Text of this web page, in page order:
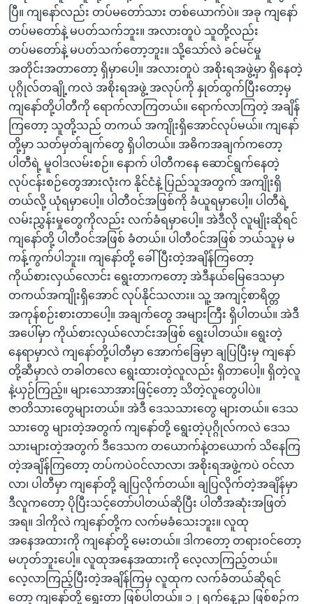
ပြီ။ ကျနော်လည်း တပ်မတော်သား တစ်ယောက်ပဲ။ အခု ကျနော်
တပ်မတော်နဲ့ မပတ်သက်ဘူး။ အလားတူပဲ သူတို့လည်း
တပ်မတော်နဲ့ မပတ်သက်တော့ဘူး။ သို့သော်လဲ ခင်မင်မှု
အတိုင်းအတာတော့ ရှိမှာပေါ့။ အလားတူပဲ အစိုးရအဖွဲ့မှာ ရှိနေတဲ့
ပုဂ္ဂိုလ်တချို့ကလဲ အစိုးရအဖွဲ့ အလုပ်ကို နှုတ်ထွက်ပြီးတော့မှ
ကျနော်တို့ပါတီကို ရောက်လာကြတယ်။ ရောက်လာကြတဲ့ အချိန်
ကြတော့ သူတို့သည် တကယ် အကျိုးရှိအောင်လုပ်မယ်။ ကျနော်
တို့မှာ သတ်မှတ်ချက်တွေ ရှိပါတယ်။ အဓိကအချက်ကတော့
ပါတီရဲ့ မူဝါဒလမ်းစဉ်။ နောက် ပါတီကနေ ဆောင်ရွက်နေတဲ့
လုပ်ငန်းစဉ်တွေအားလုံးက နိုင်ငံနဲ့ ပြည်သူအတွက် အကျိုးရှိ
တယ်လို့ ယုံရမှာပေါ့။ ပါတီဝင်အဖြစ်ကို ခံယူရမှာပေါ့။ ပါတီရဲ့
လမ်းညွှန်းမှုတွေကိုလည်း လက်ခံရမှာပေါ့။ အဲဒီလို လူမျိုးဆိုရင်
ကျနော်တို့ ပါတီဝင်အဖြစ် ခံတယ်။ ပါတီဝင်အဖြစ် ဘယ်သူမှ မ
ကန့်ကွက်ပါဘူး။ ကျနော်တို့ ခေါ်ပြီးတဲ့အချိန်ကြတော့
ကိုယ်စားလှယ်လောင်း ရွေးတာကတော့ အဲဒီနယ်မြေဒေသမှာ
တကယ်အကျိုးရှိအောင် လုပ်နိုင်သလား။ သူ့ အကျင့်စာရိတ္တ
အကုန်စဉ်းစားတာပေါ့။ အချက်တွေ အများကြီး ရှိပါတယ်။ အဲဒီ
အပေါ်မှာ ကိုယ်စားလှယ်လောင်းအဖြစ် ရွေးပါတယ်။ ရွေးတဲ့
နေရာမှာလဲ ကျနော်တို့ပါတီမှာ အောက်ခြေမှာ ချပြပြီးမှ ကျနော်
တို့ဆီမှာလဲ တခါတလေ ရွေးထားတဲ့လူလည်း ရှိတာပေါ့။ ရှိတဲ့လူ
နဲ့ယှဉ်ကြည့်။ များသောအားဖြင့်တော့ သိတဲ့လူတွေပါပဲ။
ဇာတိသားတွေများတယ်။ အဲဒီ ဒေသသားတွေ များတယ်။ ဒေသ
သားတွေ များတဲ့အတွက် ကျနော်တို့ ရွေးတဲ့ပုဂ္ဂိုလ်ကလဲ ဒေသ
သားများတဲ့အတွက် ဒီဒေသက တယောက်နဲ့တယောက် သိနေကြ
တဲ့အချိန်ကြတော့ တပ်ကပဲဝင်လာလာ၊ အစိုးရအဖွဲ့ကပဲ ဝင်လာ
လာ၊ ပါတီမှာ ကျနော်တို့ ချပြလိုက်တယ်။ ချပြလိုက်တဲ့အချိန်မှာ
ဒီလူကတော့ ပိုပြီးသင့်တော်ပါတယ်ဆိုပြီး ပါတီအဆုံးအဖြတ်
အရ။ ဒါကိုလဲ ကျနော်တို့က လက်မခံသေးဘူး။ လူထု
အနေအထားကို ကျနော်တို့ မေးတယ်။ ဒါကတော့ တရားဝင်တော့
မဟုတ်ဘူးပေါ့။ လူထုအနေအထားကို လေ့လာကြည့်တယ်။
လေ့လာကြည့်ပြီးတဲ့အချိန်ကြမှ လူထုက လက်ခံတယ်ဆိုရင်
တော့ ကျနော်တို့ ရွေးတာ ဖြစ်ပါတယ်။ ၁၂ ရက်နေ့ည ဖြစ်စဉ်က